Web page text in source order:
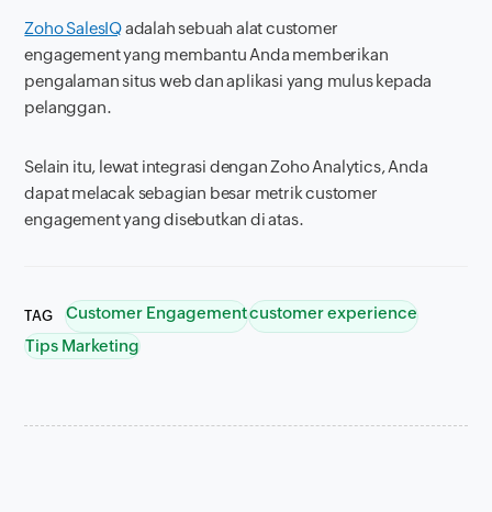
Zoho SalesIQadalah sebuah alatcustomer
engagementyang membantu Anda memberikan
pengalaman situs web dan aplikasi yang mulus kepada
pelanggan.
Selain itu, lewat integrasi dengan Zoho Analytics, Anda
dapat melacak sebagian besar metrikcustomer
engagementyang disebutkan di atas.
TAG Customer Engagementcustomer experience
Tips Marketing